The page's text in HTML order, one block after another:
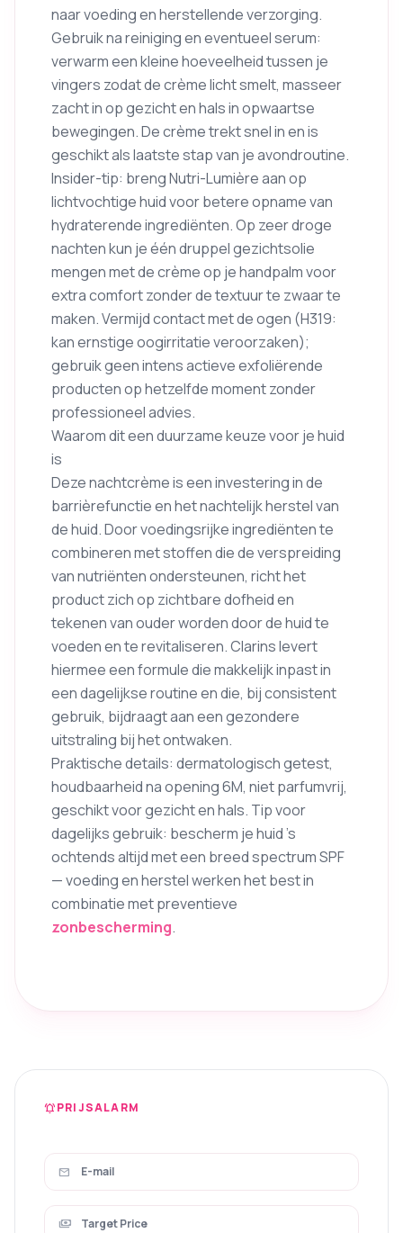
naar voeding en herstellende verzorging.
Gebruik na reiniging en eventueel serum:
verwarm een kleine hoeveelheid tussen je
vingers zodat de crème licht smelt, masseer
zacht in op gezicht en hals in opwaartse
bewegingen. De crème trekt snel in en is
geschikt als laatste stap van je avondroutine.
Insider-tip: breng Nutri-Lumière aan op
lichtvochtige huid voor betere opname van
hydraterende ingrediënten. Op zeer droge
nachten kun je één druppel gezichtsolie
mengen met de crème op je handpalm voor
extra comfort zonder de textuur te zwaar te
maken. Vermijd contact met de ogen (H319:
kan ernstige oogirritatie veroorzaken);
gebruik geen intens actieve exfoliërende
producten op hetzelfde moment zonder
professioneel advies.
Waarom dit een duurzame keuze voor je huid
is
Deze nachtcrème is een investering in de
barrièrefunctie en het nachtelijk herstel van
de huid. Door voedingsrijke ingrediënten te
combineren met stoffen die de verspreiding
van nutriënten ondersteunen, richt het
product zich op zichtbare dofheid en
tekenen van ouder worden door de huid te
voeden en te revitaliseren. Clarins levert
hiermee een formule die makkelijk inpast in
een dagelijkse routine en die, bij consistent
gebruik, bijdraagt aan een gezondere
uitstraling bij het ontwaken.
Praktische details: dermatologisch getest,
houdbaarheid na opening 6M, niet parfumvrij,
geschikt voor gezicht en hals. Tip voor
dagelijks gebruik: bescherm je huid ’s
ochtends altijd met een breed spectrum SPF
— voeding en herstel werken het best in
combinatie met preventieve
zonbescherming.
notifications_activePRIJSALARM
mail
payments